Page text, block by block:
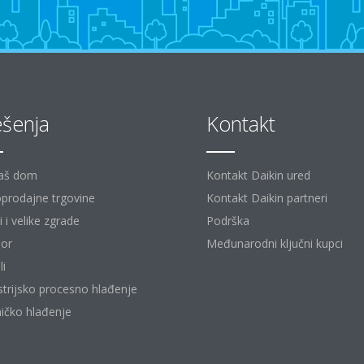
dom
trgovine
i velike zgrade
procesno hlađenje
hlađenje
Kontakt
Kontakt Daikin ured
Kontakt Daikin partneri
Podrška
Međunarodni ključni kupci